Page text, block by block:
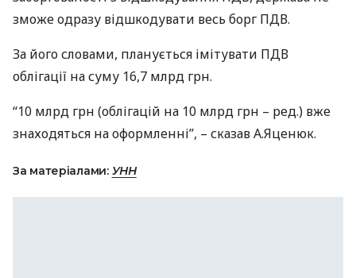
зможе одразу відшкодувати весь борг ПДВ.
За його словами, планується імітувати ПДВ
облігації на суму 16,7 млрд грн.
“10 млрд грн (облігацій на 10 млрд грн – ред.) вже
знаходяться на оформленні”, – сказав А.Яценюк.
За матеріалами: УНН